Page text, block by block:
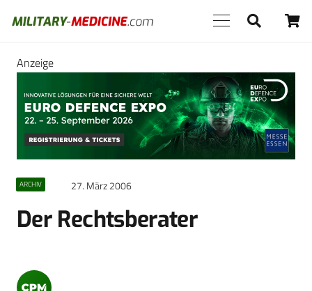
Anzeige
ARCHIV 27. März 2006
Der Rechtsberater